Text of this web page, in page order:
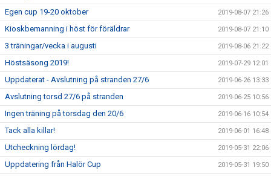
Egen cup 19-20 oktober 2019-08-07 21:26
Kioskbemanning i höst för föräldrar 2019-08-07 21:10
3 träningar/vecka i augusti 2019-08-06 21:22
Höstsäsong 2019! 2019-07-29 12:01
Uppdaterat - Avslutning på stranden 27/6 2019-06-26 13:33
Avslutning torsd 27/6 på stranden 2019-06-25 10:56
Ingen träning på torsdag den 20/6 2019-06-16 10:54
Tack alla killar! 2019-06-01 16:48
Utcheckning lördag! 2019-05-31 22:06
Uppdatering från Halör Cup 2019-05-31 19:50